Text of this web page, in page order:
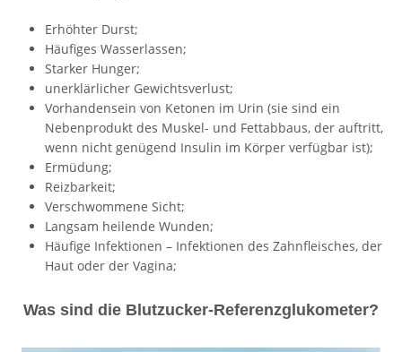
Erhöhter Durst;
Häufiges Wasserlassen;
Starker Hunger;
unerklärlicher Gewichtsverlust;
Vorhandensein von Ketonen im Urin (sie sind ein
Nebenprodukt des Muskel- und Fettabbaus, der auftritt,
wenn nicht genügend Insulin im Körper verfügbar ist);
Ermüdung;
Reizbarkeit;
Verschwommene Sicht;
Langsam heilende Wunden;
Häufige Infektionen – Infektionen des Zahnfleisches, der
Haut oder der Vagina;
Was sind die Blutzucker-Referenzglukometer?